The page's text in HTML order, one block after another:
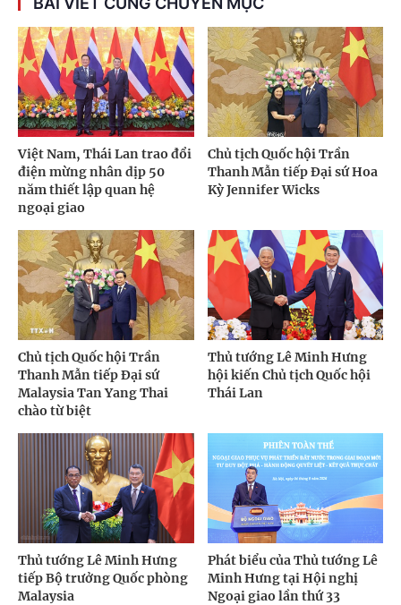
Việt Nam, Thái Lan trao đổi
điện mừng nhân dịp 50
năm thiết lập quan hệ
ngoại giao
Chủ tịch Quốc hội Trần
Thanh Mẫn tiếp Đại sứ Hoa
Kỳ Jennifer Wicks
Chủ tịch Quốc hội Trần
Thanh Mẫn tiếp Đại sứ
Malaysia Tan Yang Thai
chào từ biệt
Thủ tướng Lê Minh Hưng
hội kiến Chủ tịch Quốc hội
Thái Lan
Thủ tướng Lê Minh Hưng
tiếp Bộ trưởng Quốc phòng
Malaysia
Phát biểu của Thủ tướng Lê
Minh Hưng tại Hội nghị
Ngoại giao lần thứ 33